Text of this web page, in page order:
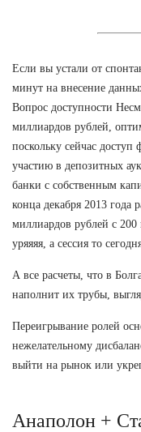
Если вы устали от
минут на внесение
Вопрос доступности
миллиардов рублей,
поскольку сейчас
участию в депозитных
банки с собственным
конца декабря 2013 года
миллиардов рублей с
уряяяя, а сессия то
А все расчеты, что в
наполнит их трубы,
Переигрывание ролей
нежелательному
выйти на рынок или
Анаполон +